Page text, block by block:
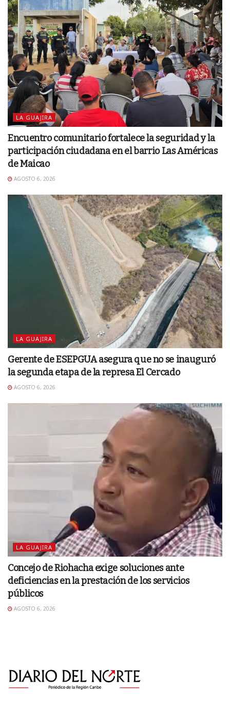
LA GUAJIRA
Encuentro comunitario fortalece la seguridad y la
participación ciudadana en el barrio Las Américas
de Maicao
AGOSTO 6, 2026
LA GUAJIRA
Gerente de ESEPGUA asegura que no se inauguró
la segunda etapa de la represa El Cercado
AGOSTO 6, 2026
LA GUAJIRA
Concejo de Riohacha exige soluciones ante
deficiencias en la prestación de los servicios
públicos
AGOSTO 6, 2026